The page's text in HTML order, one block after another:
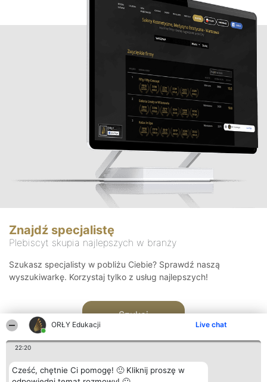
ORŁY Edukacji Live chat
22:20
Cześć, chętnie Ci pomogę! 🙂 Kliknij proszę w
Znajdź specjalistę
Plebiscyt skupia najlepszych w branży
Szukasz specjalisty w pobliżu Ciebie? Sprawdź naszą
wyszukiwarkę. Korzystaj tylko z usług najlepszych!
Szukaj